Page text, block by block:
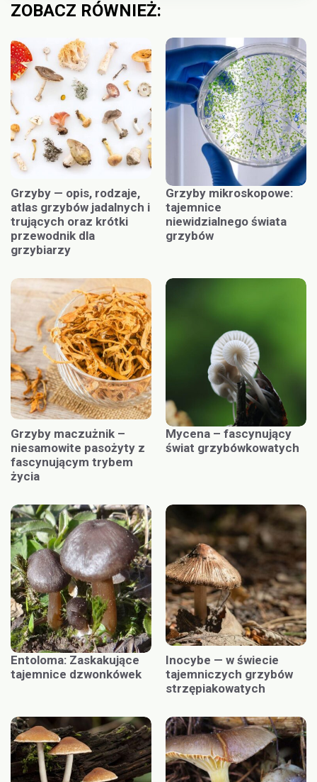
ZOBACZ RÓWNIEŻ:
Grzyby — opis, rodzaje,
atlas grzybów jadalnych i
trujących oraz krótki
przewodnik dla
grzybiarzy
Grzyby mikroskopowe:
tajemnice
niewidzialnego świata
grzybów
Grzyby maczużnik –
niesamowite pasożyty z
fascynującym trybem
życia
Mycena – fascynujący
świat grzybówkowatych
Entoloma: Zaskakujące
tajemnice dzwonkówek
Inocybe — w świecie
tajemniczych grzybów
strzępiakowatych